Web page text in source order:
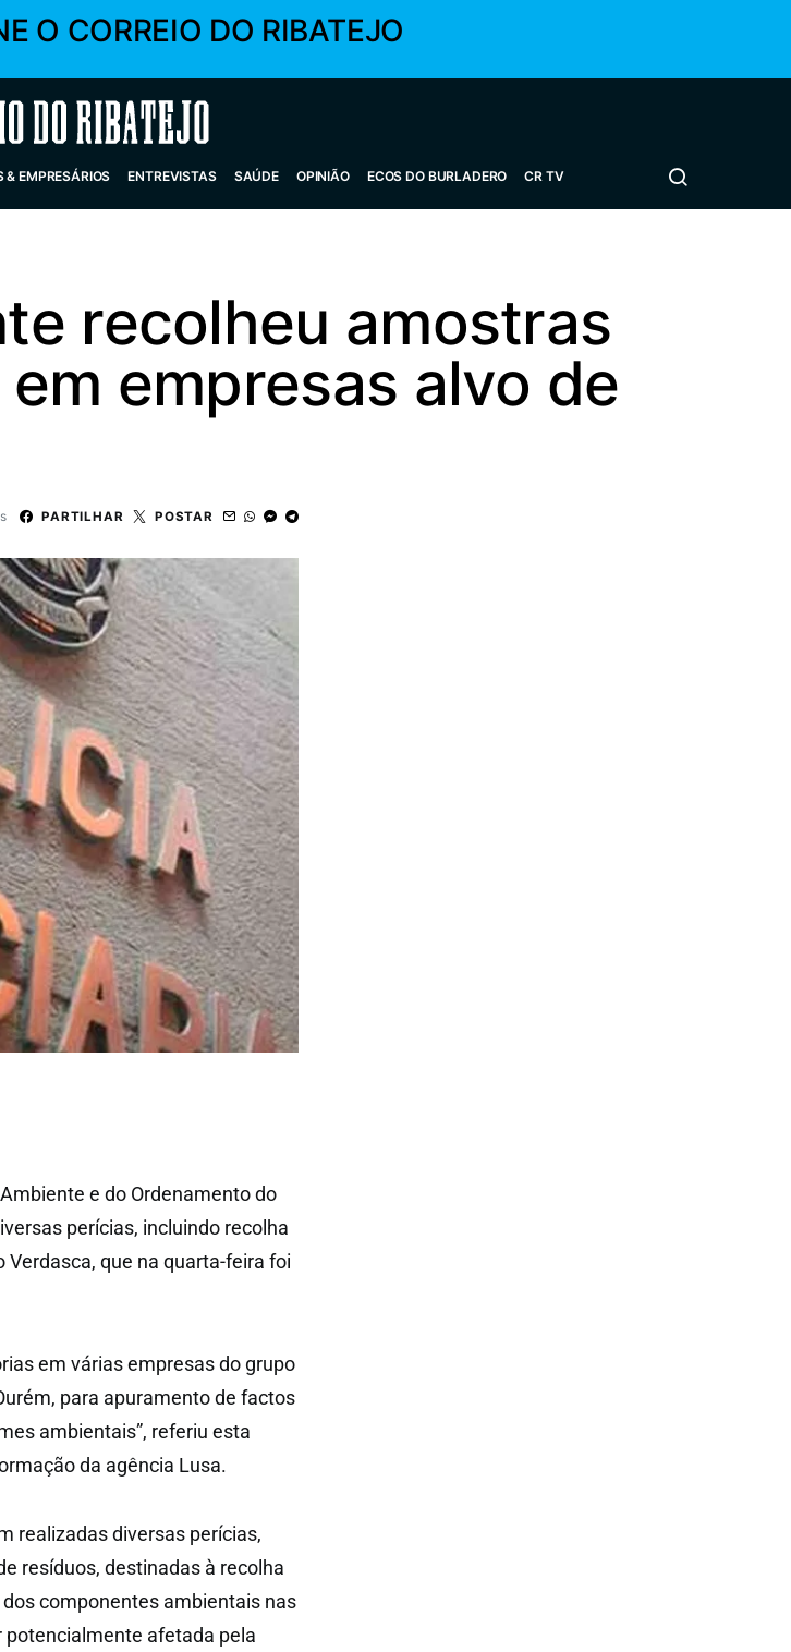
O CORREIO DO RIBATEJO
Ribatejo
& EMPRESÁRIOS ENTREVISTAS SAÚDE OPINIÃO ECOS DO BURLADERO CR TV
recolheu amostras
empresas alvo de
PARTILHAR POSTAR
e do Ordenamento do
perícias, incluindo recolha
que na quarta-feira foi
em várias empresas do grupo
para apuramento de factos
ambientais”, referiu esta
da agência Lusa.
realizadas diversas perícias,
resíduos, destinadas à recolha
componentes ambientais nas
potencialmente afetada pela